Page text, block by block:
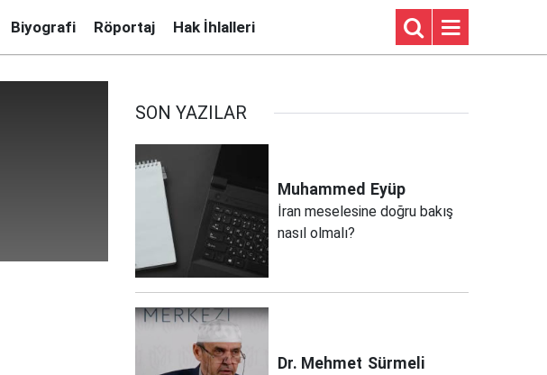
Biyografi Röportaj Hak İhlalleri
SON YAZILAR
Muhammed Eyüp
İran meselesine doğru bakış
nasıl olmalı?
Dr. Mehmet Sürmeli